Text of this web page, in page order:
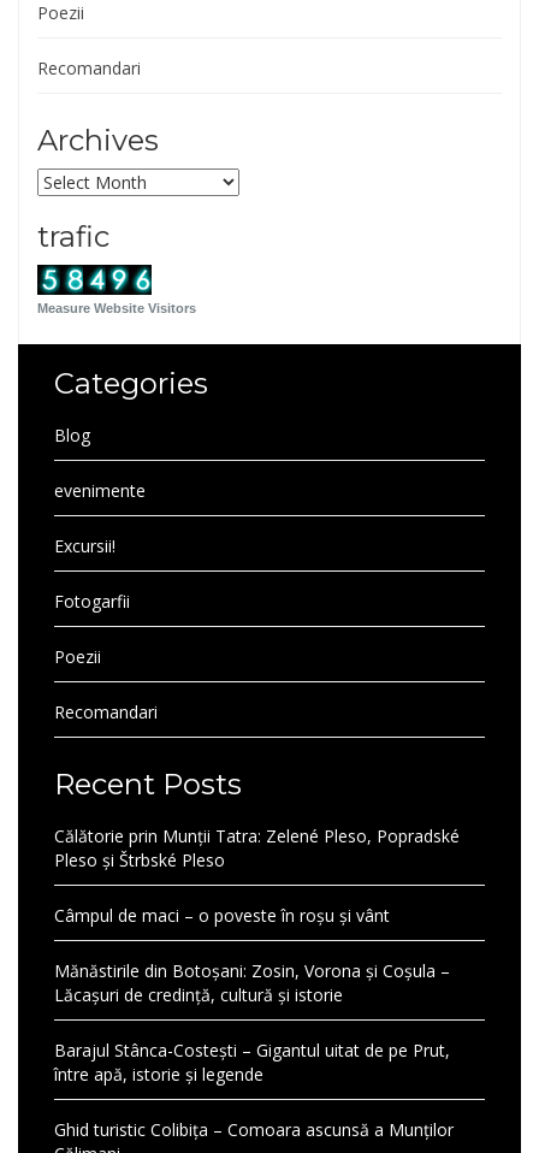
Poezii
Recomandari
Archives
Archives
trafic
Measure Website Visitors
Categories
Blog
evenimente
Excursii!
Fotogarfii
Poezii
Recomandari
Recent Posts
Călătorie prin Munții Tatra: Zelené Pleso, Popradské
Pleso și Štrbské Pleso
Câmpul de maci – o poveste în roșu și vânt
Mănăstirile din Botoșani: Zosin, Vorona și Coșula –
Lăcașuri de credință, cultură și istorie
Barajul Stânca-Costești – Gigantul uitat de pe Prut,
între apă, istorie și legende
Ghid turistic Colibița – Comoara ascunsă a Munților